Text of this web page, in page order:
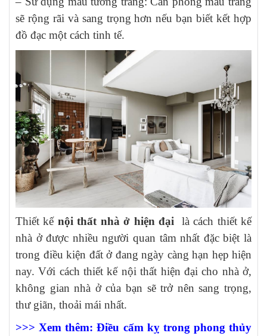
sẽ rộng rãi và sang trọng hơn nếu bạn biết kết hợp
đồ đạc một cách tinh tế.
Thiết kế nội thất nhà ở hiện đại là cách thiết kế
nhà ở được nhiều người quan tâm nhất đặc biệt là
trong điều kiện đất ở đang ngày càng hạn hẹp hiện
nay. Với cách thiết kế nội thất hiện đại cho nhà ở,
không gian nhà ở của bạn sẽ trở nên sang trọng,
thư giãn, thoải mái nhất.
>>> Xem thêm: Điều cấm kỵ trong phong thủy